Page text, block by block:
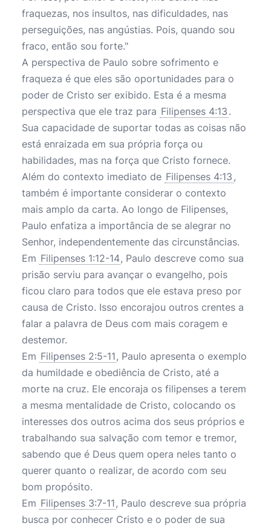
fraquezas, nos insultos, nas dificuldades, nas
perseguições, nas angústias. Pois, quando sou
fraco, então sou forte."
A perspectiva de Paulo sobre sofrimento e
fraqueza é que eles são oportunidades para o
poder de Cristo ser exibido. Esta é a mesma
perspectiva que ele traz para Filipenses 4:13 .
Sua capacidade de suportar todas as coisas não
está enraizada em sua própria força ou
habilidades, mas na força que Cristo fornece.
Além do contexto imediato de Filipenses 4:13 ,
também é importante considerar o contexto
mais amplo da carta. Ao longo de Filipenses,
Paulo enfatiza a importância de se alegrar no
Senhor, independentemente das circunstâncias.
Em Filipenses 1:12-14, Paulo descreve como sua
prisão serviu para avançar o evangelho, pois
ficou claro para todos que ele estava preso por
causa de Cristo. Isso encorajou outros crentes a
falar a palavra de Deus com mais coragem e
destemor.
Em Filipenses 2:5-11, Paulo apresenta o exemplo
da humildade e obediência de Cristo, até a
morte na cruz. Ele encoraja os filipenses a terem
a mesma mentalidade de Cristo, colocando os
interesses dos outros acima dos seus próprios e
trabalhando sua salvação com temor e tremor,
sabendo que é Deus quem opera neles tanto o
querer quanto o realizar, de acordo com seu
bom propósito.
Em Filipenses 3:7-11, Paulo descreve sua própria
busca por conhecer Cristo e o poder de sua